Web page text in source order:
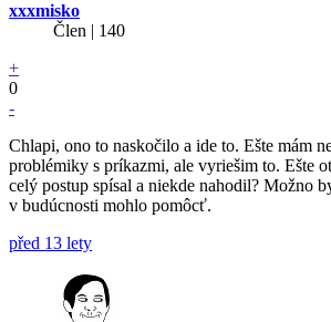
xxxmisko
Člen | 140
+
0
-
Chlapi, ono to naskočilo a ide to. Ešte mám
problémiky s príkazmi, ale vyriešim to. Ešte
celý postup spísal a niekde nahodil? Možno
v budúcnosti mohlo pomôcť.
před 13 lety